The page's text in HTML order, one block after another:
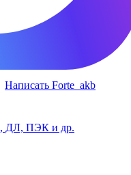
Написать Forte_akb
ДЛ, ПЭК и др.